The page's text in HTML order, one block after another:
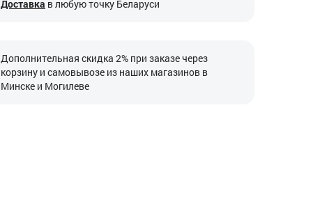
Доставка в любую точку Беларуси
Дополнительная скидка 2% при заказе через
корзину и самовывозе из наших магазинов в
Минске и Могилеве